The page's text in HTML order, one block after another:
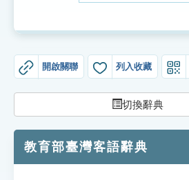
知識索引
生命大百科索引
遊戲專區
開啟關聯 列入收藏
切換辭典
教育部臺灣客語辭典